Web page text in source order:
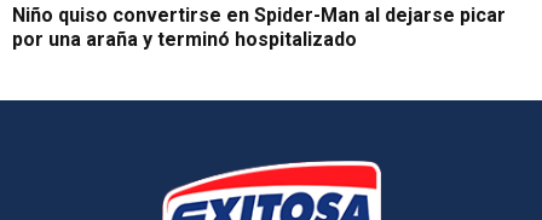
Niño quiso convertirse en Spider-Man al dejarse picar
por una araña y terminó hospitalizado